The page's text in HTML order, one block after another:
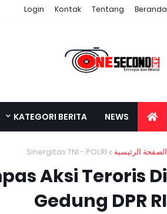
Beranda
Tentang
Kontak
Login
NEWS
KATEGORI BERITA
الصفحة الرئيسية Sinergitas TNI - POLRI
Aksi Teroris Di
Gedung DPR RI